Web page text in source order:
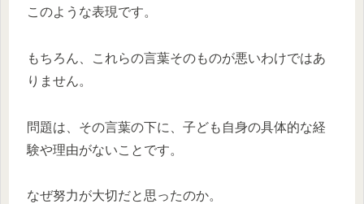
このような表現です。
もちろん、これらの言葉そのものが悪いわけではあ
りません。
問題は、その言葉の下に、子ども自身の具体的な経
験や理由がないことです。
なぜ努力が大切だと思ったのか。